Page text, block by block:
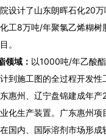
院设计了山东朗晖石化20
湘化工8万吨/年聚氯乙烯糊
。
域： 以1000吨/年乙酸酯类
设计到施工图的全过程开发性
惠州、辽宁盘锦建成年
化生产装置。广东惠州
在国内、国际溶剂市场形成